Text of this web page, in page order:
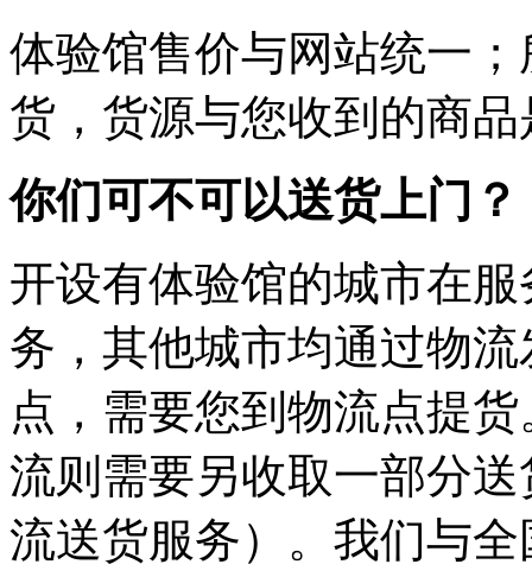
体验馆售价与网站统一
货，货源与您收到的商
你们可不可以送货上门？
开设有体验馆的城市在
务，其他城市均通过物
点，需要您到物流点提
流则需要另收取一部分
流送货服务）。我们与